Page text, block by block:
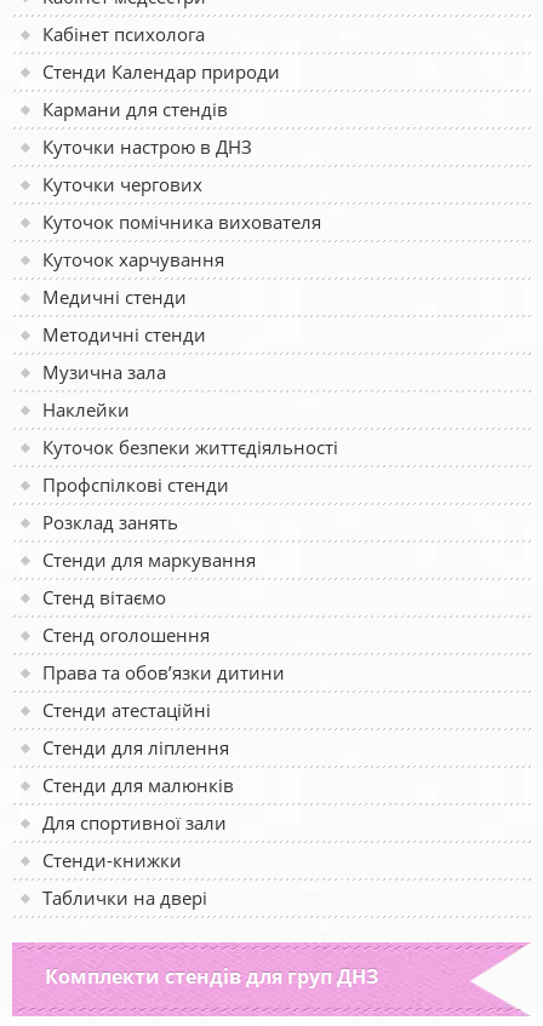
Кабінет психолога
Стенди Календар природи
Кармани для стендів
Куточки настрою в ДНЗ
Куточки чергових
Куточок помічника вихователя
Куточок харчування
Медичні стенди
Методичні стенди
Музична зала
Наклейки
Куточок безпеки життєдіяльності
Профспілкові стенди
Розклад занять
Стенди для маркування
Стенд вітаємо
Стенд оголошення
Права та обов’язки дитини
Стенди атестаційні
Стенди для ліплення
Стенди для малюнків
Для спортивної зали
Стенди-книжки
Таблички на двері
Комплекти стендів для груп ДНЗ